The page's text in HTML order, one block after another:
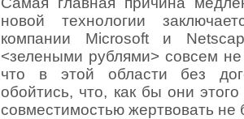
новой технологии
компании Microsoft и
<зелеными рублями> совсем
что в этой области без
обойтись, что, как бы они
совместимостью жертвовать не